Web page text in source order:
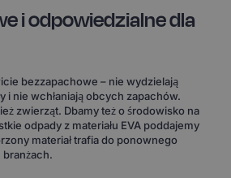
i odpowiedzialne dla
bezzapachowe – nie wydzielają
i nie wchłaniają obcych zapachów.
zwierząt. Dbamy też o środowisko na
odpady z materiału EVA poddajemy
materiał trafia do ponownego